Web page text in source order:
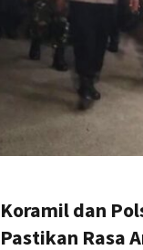
Koramil dan
Pastikan Rasa